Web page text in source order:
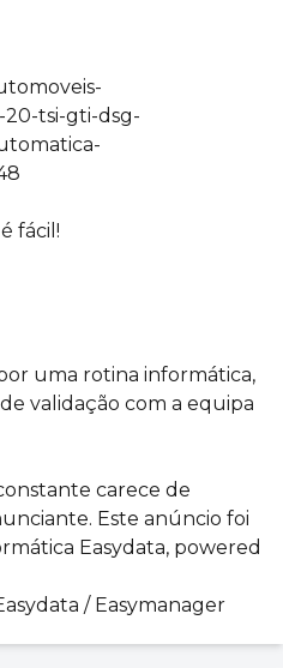
tsi-gti-dsg-
fácil!
uma rotina informática,
validação com a equipa
carece de
Este anúncio foi
Easydata, powered
/ Easymanager